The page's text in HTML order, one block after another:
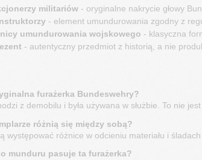
militariów- oryginalne nakrycie głowy
- element umundurowania zgodny z
umundurowania wojskowego - klasyczna
- autentyczny przedmiot z historią, a nie
furażerka Bundeswehry?
z demobilu i była używana w służbie. To nie
różnią się między sobą?
występować różnice w odcieniu materiału i
munduru pasuje ta furażerka?